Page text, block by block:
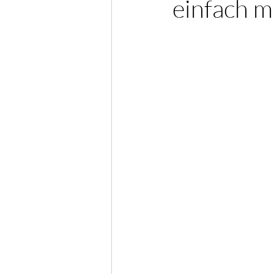
einfach